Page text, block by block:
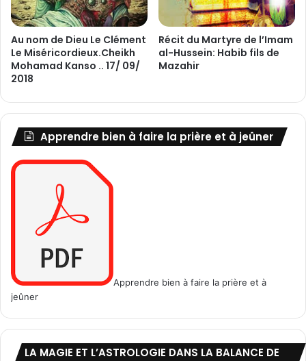
Au nom de Dieu Le Clément
Le Miséricordieux.Cheikh
Mohamad Kanso .. 17/ 09/
2018
Récit du Martyre de l’Imam
al-Hussein: Habib fils de
Mazahir
Apprendre bien à faire la prière et à jeûner
Apprendre bien à faire la prière et à
jeûner
LA MAGIE ET L’ASTROLOGIE DANS LA BALANCE DE